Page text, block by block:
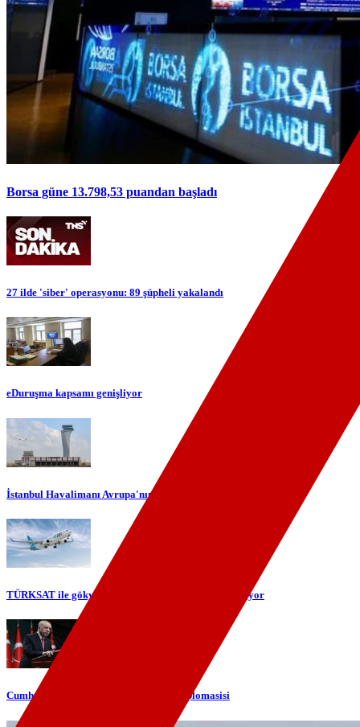
Borsa güne 13.798,53 puandan başladı
27 ilde 'siber' operasyonu: 89 şüpheli yakalandı
eDuruşma kapsamı genişliyor
İstanbul Havalimanı Avrupa'nın en yoğun havalimanı oldu
TÜRKSAT ile gökyüzünde yerli internet dönemi başlıyor
Cumhurbaşkanı Erdoğan'dan telefon diplomasisi